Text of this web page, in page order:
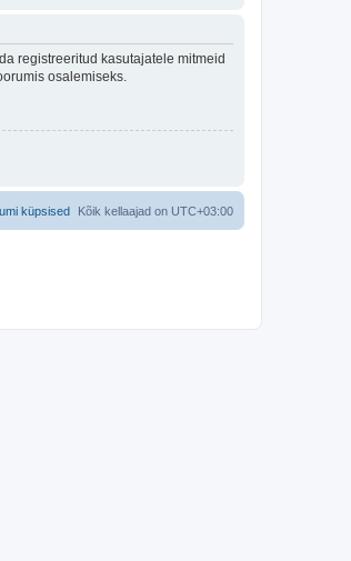
registreeritud kasutajatele mitmeid
osalemiseks.
Kõik kellaajad on UTC+03:00
küpsised